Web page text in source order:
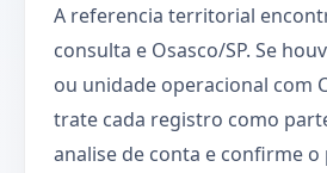
A referencia territorial
consulta e Osasco/SP. Se
ou unidade operacional com
trate cada registro como
analise de conta e confirme o